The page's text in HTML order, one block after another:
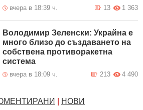
вчера в 18:39 ч. 1 363
13
Володимир Зеленски: Украйна е
много близо до създаването на
собствена противоракетна
система
вчера в 18:09 ч. 4 490
213
НОВИ